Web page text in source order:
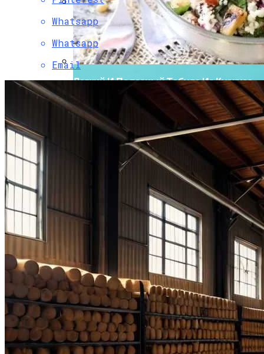
Создание Декоративных Вставок С
Контрастными Цветами
Боль В Пояснице: Причины И
Профилактика Для Всей Семьи
Нарушения Менструального Цикла:
Причины И Решения Для Женского
Здоровья
Легкий И Полезный Табуле Из Кускуса
С Цуккини И Кедровыми Орехами Для
Постного Стола
Свиной Плов На Сковороде: Простой
Рецепт Для Всей Семьи
Whatsapp
Whatsapp
Email